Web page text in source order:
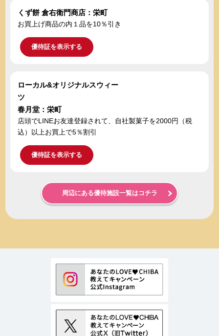
くず餅 倉右衛門商店：栄町
お買上げ商品の内１品を10％引き
優待証を表示する
ローカル&オリジナルスウィー
ツ
春月堂：栄町
店頭でLINEお友達登録されて、自社製菓子を2000円（税
込）以上お買上で5％割引
優待証を表示する
周辺にある優待施設一覧はコチラ